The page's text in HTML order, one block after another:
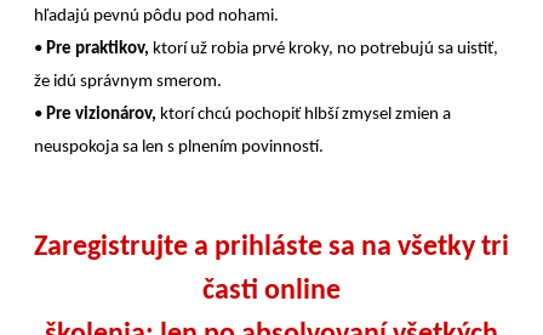
hľadajú pevnú pôdu pod nohami.
• Pre praktikov, ktorí už robia prvé kroky, no potrebujú sa uistiť,
že idú správnym smerom.
• Pre vizionárov, ktorí chcú pochopiť hlbší zmysel zmien a
neuspokoja sa len s plnením povinností.
Zaregistrujte a prihláste sa na všetky tri
časti online